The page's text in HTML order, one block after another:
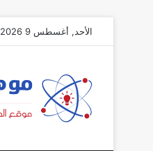
الأحد, أغسطس 9 2026